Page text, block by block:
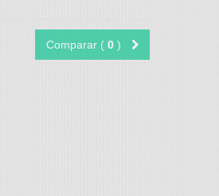
Comparar ( 0 )